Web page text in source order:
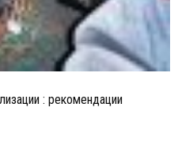
: рекомендации